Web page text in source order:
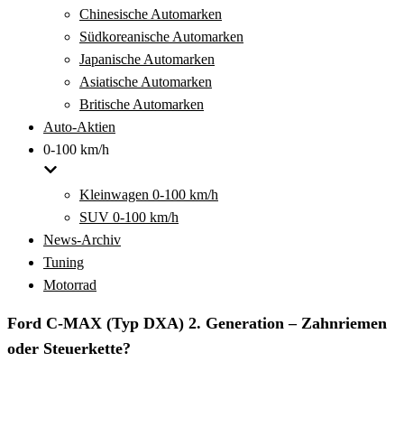
Chinesische Automarken
Südkoreanische Automarken
Japanische Automarken
Asiatische Automarken
Britische Automarken
Auto-Aktien
0-100 km/h
Kleinwagen 0-100 km/h
SUV 0-100 km/h
News-Archiv
Tuning
Motorrad
Ford C-MAX (Typ DXA) 2. Generation – Zahnriemen
oder Steuerkette?